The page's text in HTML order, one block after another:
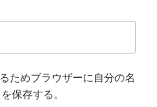
ためブラウザーに自分の名
保存する。